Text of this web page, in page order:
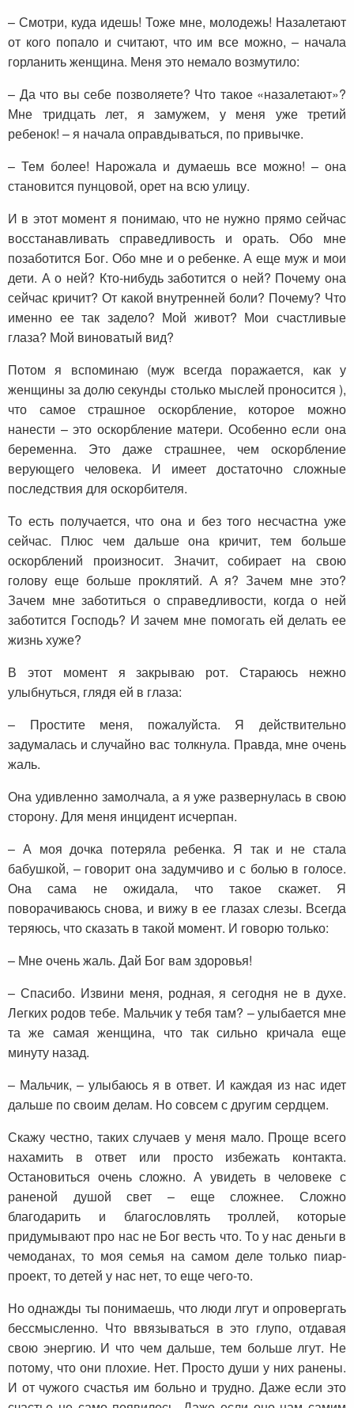
– Смотри, куда идешь! Тоже мне, молодежь! Назалетают
от кого попало и считают, что им все можно, – начала
горланить женщина. Меня это немало возмутило:
– Да что вы себе позволяете? Что такое «назалетают»?
Мне тридцать лет, я замужем, у меня уже третий
ребенок! – я начала оправдываться, по привычке.
– Тем более! Нарожала и думаешь все можно! – она
становится пунцовой, орет на всю улицу.
И в этот момент я понимаю, что не нужно прямо сейчас
восстанавливать справедливость и орать. Обо мне
позаботится Бог. Обо мне и о ребенке. А еще муж и мои
дети. А о ней? Кто-нибудь заботится о ней? Почему она
сейчас кричит? От какой внутренней боли? Почему? Что
именно ее так задело? Мой живот? Мои счастливые
глаза? Мой виноватый вид?
Потом я вспоминаю (муж всегда поражается, как у
женщины за долю секунды столько мыслей проносится ),
что самое страшное оскорбление, которое можно
нанести – это оскорбление матери. Особенно если она
беременна. Это даже страшнее, чем оскорбление
верующего человека. И имеет достаточно сложные
последствия для оскорбителя.
То есть получается, что она и без того несчастна уже
сейчас. Плюс чем дальше она кричит, тем больше
оскорблений произносит. Значит, собирает на свою
голову еще больше проклятий. А я? Зачем мне это?
Зачем мне заботиться о справедливости, когда о ней
заботится Господь? И зачем мне помогать ей делать ее
жизнь хуже?
В этот момент я закрываю рот. Стараюсь нежно
улыбнуться, глядя ей в глаза:
– Простите меня, пожалуйста. Я действительно
задумалась и случайно вас толкнула. Правда, мне очень
жаль.
Она удивленно замолчала, а я уже развернулась в свою
сторону. Для меня инцидент исчерпан.
– А моя дочка потеряла ребенка. Я так и не стала
бабушкой, – говорит она задумчиво и с болью в голосе.
Она сама не ожидала, что такое скажет. Я
поворачиваюсь снова, и вижу в ее глазах слезы. Всегда
теряюсь, что сказать в такой момент. И говорю только:
– Мне очень жаль. Дай Бог вам здоровья!
– Спасибо. Извини меня, родная, я сегодня не в духе.
Легких родов тебе. Мальчик у тебя там? – улыбается мне
та же самая женщина, что так сильно кричала еще
минуту назад.
– Мальчик, – улыбаюсь я в ответ. И каждая из нас идет
дальше по своим делам. Но совсем с другим сердцем.
Скажу честно, таких случаев у меня мало. Проще всего
нахамить в ответ или просто избежать контакта.
Остановиться очень сложно. А увидеть в человеке с
раненой душой свет – еще сложнее. Сложно
благодарить и благословлять троллей, которые
придумывают про нас не Бог весть что. То у нас деньги в
чемоданах, то моя семья на самом деле только пиар-
проект, то детей у нас нет, то еще чего-то.
Но однажды ты понимаешь, что люди лгут и опровергать
бессмысленно. Что ввязываться в это глупо, отдавая
свою энергию. И что чем дальше, тем больше лгут. Не
потому, что они плохие. Нет. Просто души у них ранены.
И от чужого счастья им больно и трудно. Даже если это